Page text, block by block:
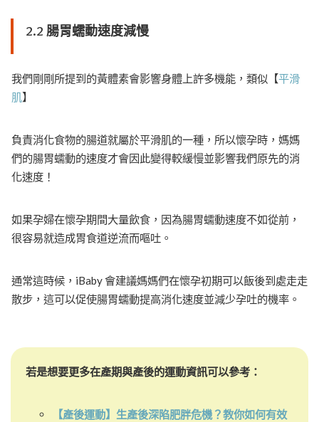
2.2 腸胃蠕動速度減慢
我們剛剛所提到的黃體素會影響身體上許多機能，類似【平滑
肌】
負責消化食物的腸道就屬於平滑肌的一種，所以懷孕時，媽媽
們的腸胃蠕動的速度才會因此變得較緩慢並影響我們原先的消
化速度！
如果孕婦在懷孕期間大量飲食，因為腸胃蠕動速度不如從前，
很容易就造成胃食道逆流而嘔吐。
通常這時候，iBaby 會建議媽媽們在懷孕初期可以飯後到處走走
散步，這可以促使腸胃蠕動提高消化速度並減少孕吐的機率。
若是想要更多在產期與產後的運動資訊可以參考：
【產後運動】生產後深陷肥胖危機？教你如何有效